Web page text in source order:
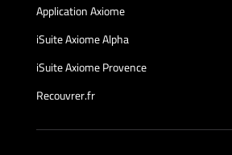
Application Axiome
iSuite Axiome Alpha
iSuite Axiome Provence
Recouvrer.fr